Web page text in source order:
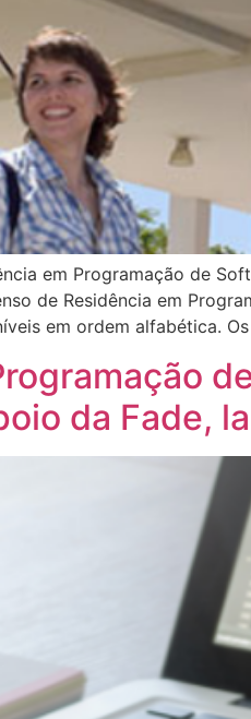
em Programação de
de Residência em
em ordem alfabética.
da Fade,